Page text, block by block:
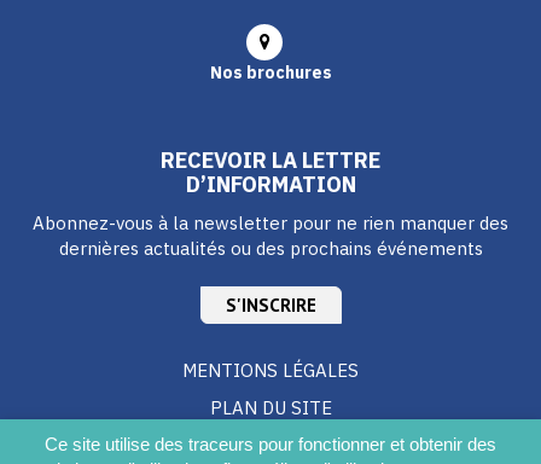
Ce site utilise des traceurs pour fonctionner et obtenir des
Nos brochures
RECEVOIR LA LETTRE
D’INFORMATION
Abonnez-vous à la newsletter pour ne rien manquer des
dernières actualités ou des prochains événements
S'INSCRIRE
MENTIONS LÉGALES
PLAN DU SITE
CRÉDITS